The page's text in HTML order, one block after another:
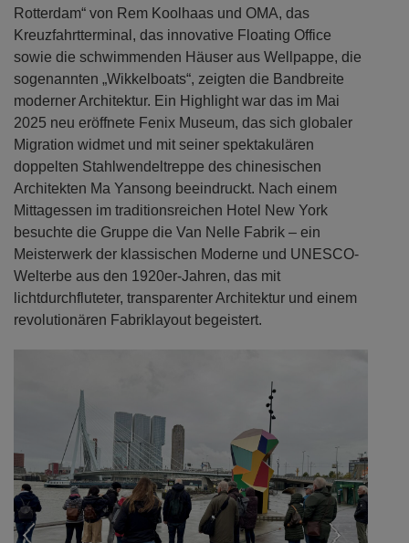
Rotterdam“ von Rem Koolhaas und OMA, das
Kreuzfahrtterminal, das innovative Floating Office
sowie die schwimmenden Häuser aus Wellpappe, die
sogenannten „Wikkelboats“, zeigten die Bandbreite
moderner Architektur. Ein Highlight war das im Mai
2025 neu eröffnete Fenix Museum, das sich globaler
Migration widmet und mit seiner spektakulären
doppelten Stahlwendeltreppe des chinesischen
Architekten Ma Yansong beeindruckt. Nach einem
Mittagessen im traditionsreichen Hotel New York
besuchte die Gruppe die Van Nelle Fabrik – ein
Meisterwerk der klassischen Moderne und UNESCO-
Welterbe aus den 1920er-Jahren, das mit
lichtdurchfluteter, transparenter Architektur und einem
revolutionären Fabriklayout begeistert.